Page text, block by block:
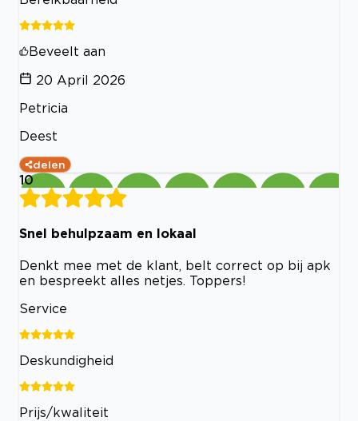
Beveelt aan
20 April 2026
Petricia
Deest
delen
10
Snel behulpzaam en lokaal
Denkt mee met de klant, belt correct op bij apk
en bespreekt alles netjes. Toppers!
Service
Deskundigheid
Prijs/kwaliteit